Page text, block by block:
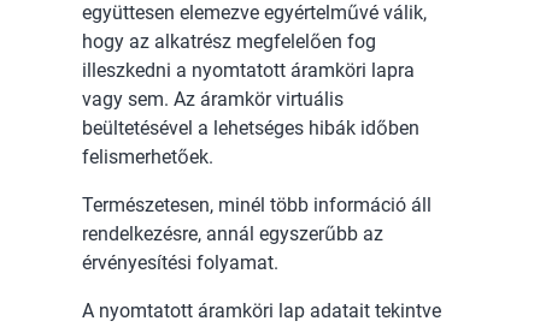
együttesen elemezve egyértelművé válik,
hogy az alkatrész megfelelően fog
illeszkedni a nyomtatott áramköri lapra
vagy sem. Az áramkör virtuális
beültetésével a lehetséges hibák időben
felismerhetőek.
Természetesen, minél több információ áll
rendelkezésre, annál egyszerűbb az
érvényesítési folyamat.
A nyomtatott áramköri lap adatait tekintve